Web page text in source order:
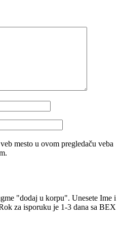
mesto u ovom pregledaču veba
"dodaj u korpu". Unesete Ime i
za isporuku je 1-3 dana sa BEX